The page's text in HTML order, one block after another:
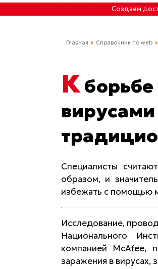
Создаем
Главная Справочник по web
К
Специалисты
образом, и
избежать с помощью
Исследование,
Национального
компанией McAfee,
заражения в